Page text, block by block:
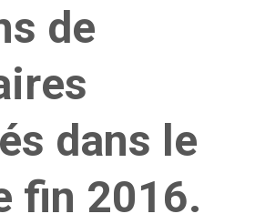
de
dans le
fin 2016.